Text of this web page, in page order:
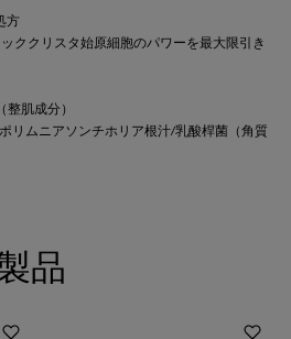
方
ククリスタ始原細胞のパワーを最大限引き
整肌成分）
リムニアソンチホリア根汁/乳酸桿菌（角質
品